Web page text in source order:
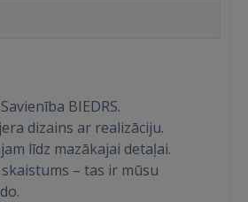
BIEDRS.
dizains ar realizāciju.
līdz mazākajai detaļai.
– tas ir mūsu